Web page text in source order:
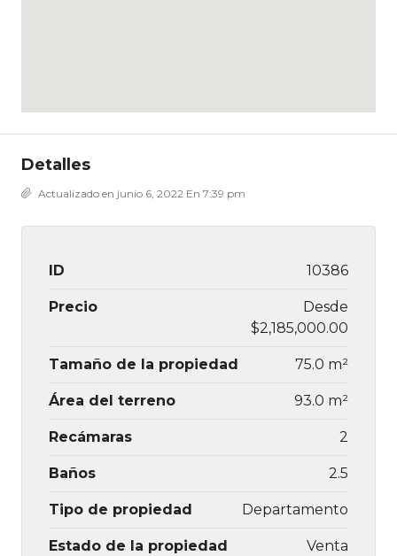
Detalles
Actualizado en junio 6, 2022 En 7:39 pm
ID 10386
Precio
Desde
$2,185,000.00
Tamaño de la propiedad 75.0 m²
Área del terreno 93.0 m²
Recámaras 2
Baños 2.5
Tipo de propiedad Departamento
Estado de la propiedad Venta